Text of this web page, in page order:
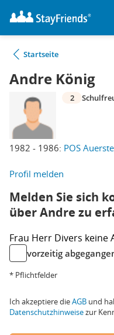
Startseite
Andre König
1982 - 1986: POS
2
Profil melden
Melden Sie sich
über Andre zu
Frau Herr Divers keine
vorzeitig
* Pflichtfelder
Ich akzeptiere dieAGB und
Datenschutzhinweisezur